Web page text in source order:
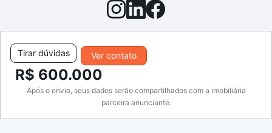
Ver contato
Tirar dúvidas
R$ 600.000
Após o envio, seus dados serão compartilhados com a imobiliária
parceira anunciante.